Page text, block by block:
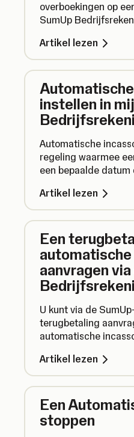
overboekingen op
SumUp
Artikel lezen
instellen in
Automatische
regeling waarmee
een bepaalde
hoe u een
instellen met uw
Artikel lezen
Een
aanvragen via
U kunt via de
terugbetaling
automatische
doet u als volgt:
Artikel lezen
Een
stoppen